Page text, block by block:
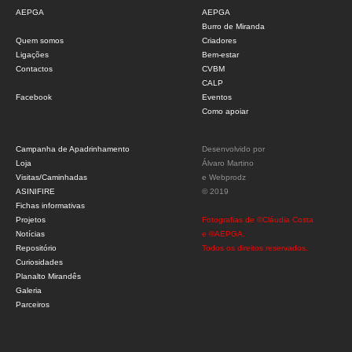
AEPGA
Quem somos
Ligações
Contactos
Facebook
AEPGA
Burro de Miranda
Criadores
Bem-estar
CVBM
CALP
Eventos
Como apoiar
Campanha de Apadrinhamento
Loja
Visitas/Caminhadas
ASINIFIRE
Fichas informativas
Projetos
Notícias
Repositório
Curiosidades
Planalto Mirandês
Galeria
Parceiros
Desenvolvido por
Álvaro Martino
e Webprodz
© 2019
Fotografias de ©Cláudia Costa
e ©AEPGA.
Todos os direitos reservados.